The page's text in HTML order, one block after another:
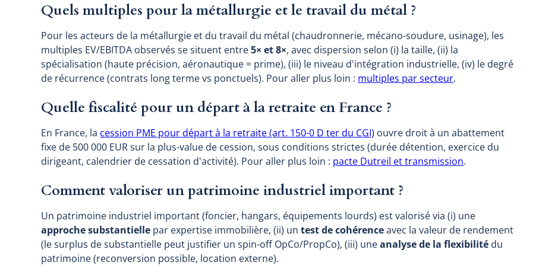
Quels multiples pour la métallurgie et le travail du métal ?
Pour les acteurs de la métallurgie et du travail du métal (chaudronnerie, mécano-soudure, usinage), les
multiples EV/EBITDA observés se situent entre5× et 8×, avec dispersion selon (i) la taille, (ii) la
spécialisation (haute précision, aéronautique = prime), (iii) le niveau d'intégration industrielle, (iv) le degré
de récurrence (contrats long terme vs ponctuels). Pour aller plus loin : multiples par secteur.
Quelle fiscalité pour un départ à la retraite en France ?
En France, la cession PME pour départ à la retraite (art. 150-0 D ter du CGI) ouvre droit à un abattement
fixe de 500 000 EUR sur la plus-value de cession, sous conditions strictes (durée détention, exercice du
dirigeant, calendrier de cessation d'activité). Pour aller plus loin : pacte Dutreil et transmission.
Comment valoriser un patrimoine industriel important ?
Un patrimoine industriel important (foncier, hangars, équipements lourds) est valorisé via (i) une
approche substantielle par expertise immobilière, (ii) untest de cohérenceavec la valeur de rendement
(le surplus de substantielle peut justifier un spin-off OpCo/PropCo), (iii) uneanalyse de la flexibilité du
patrimoine (reconversion possible, location externe).